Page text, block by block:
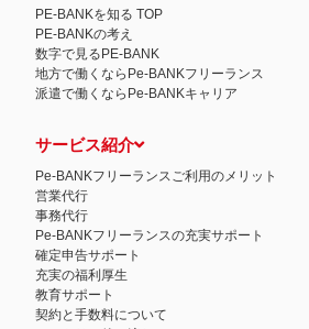
PE-BANKを知る TOP
PE-BANKの考え
数字で見るPE-BANK
地方で働くならPe-BANKフリーランス
派遣で働くならPe-BANKキャリア
サービス紹介
Pe-BANKフリーランスご利用のメリット
営業代行
事務代行
Pe-BANKフリーランスの充実サポート
確定申告サポート
充実の福利厚生
教育サポート
契約と手数料について